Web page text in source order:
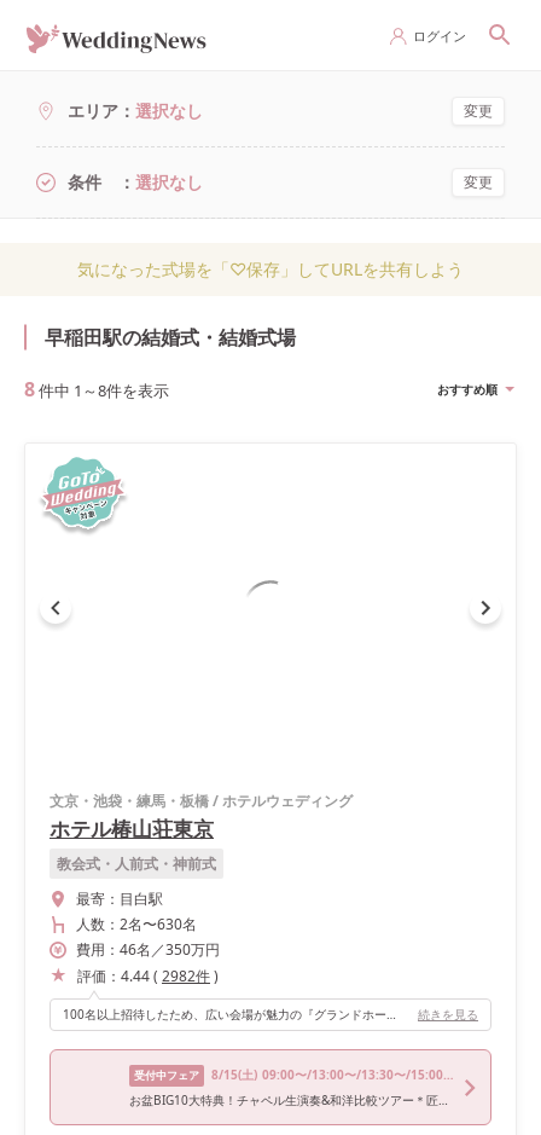
ログイン
エリア 選択なし 変更
条件 選択なし 変更
気になった式場を「♡保存」してURLを共有しよう
早稲田駅の結婚式・結婚式場
8件中 1 ～8件を表示 おすすめ順
文京・池袋・練馬・板橋/ホテルウェディング
ホテル椿山荘東京
教会式・人前式・神前式
最寄： 目白駅
人数： 2名〜630名
費用： 46名 ／350万円
評価： 4.44( 2982件)
100名以上招待したため、広い会場が魅力の『グランドホール椿』を選びました。大きな窓から椿山荘の庭園が一望できる点がよかったです。 他にも、開放感溢れる高い天井やゴージャスなシャンデリア、テーブルとテーブルの間が広く取れ、2〜3人で並んでも余裕を持って歩ける点もおすすめポイントだと思います。 一日に多くの式が行われているホテル椿山荘東京ですが、ワンフロア貸し切りにより他の結婚式のお客さんとも会うことなく披露宴を行うことができました。 また、会場のホテルに前泊・当日泊できたことも移動が少なく非常に楽でした。人生で初めてスイートルームに宿泊させてもらったことも一生の思い出になりました。 続きを見る
受付中フェア 8/15(土) 09:00〜/13:00〜/13:30〜/15:00〜/16:30〜
お盆BIG10大特典！チャペル生演奏&和洋比較ツアー＊匠の4品試食